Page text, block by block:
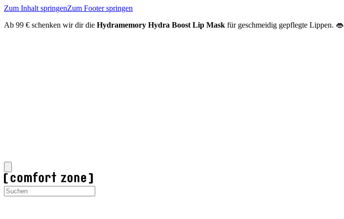
Zum Inhalt springenZum Footer springen
Ab 99 € schenken wir dir die Hydramemory Hydra Boost Lip Mask für geschmeidig gepflegte Lippen. 👄